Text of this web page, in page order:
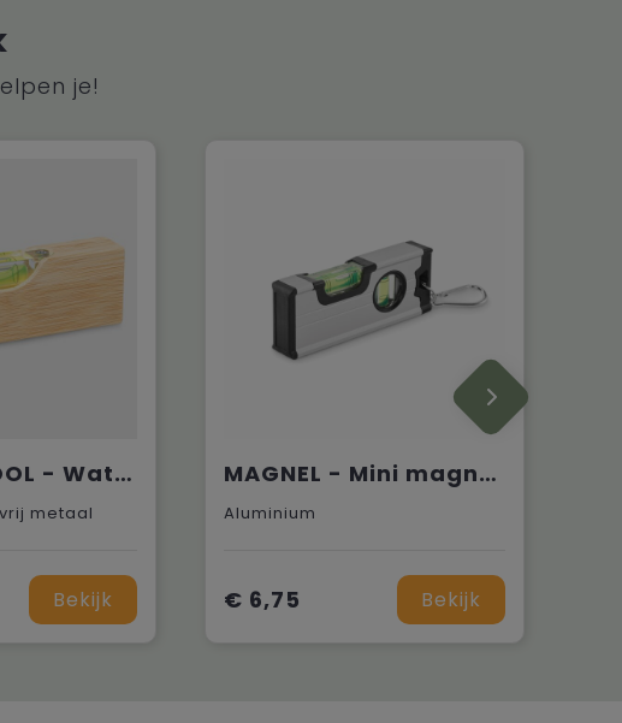
je!
BAMBOO TOOL - Waterpas
metaal
Bekijk
MAGNEL - Mini magnetische aluminium wate
Aluminium
€ 6,75 Bekijk